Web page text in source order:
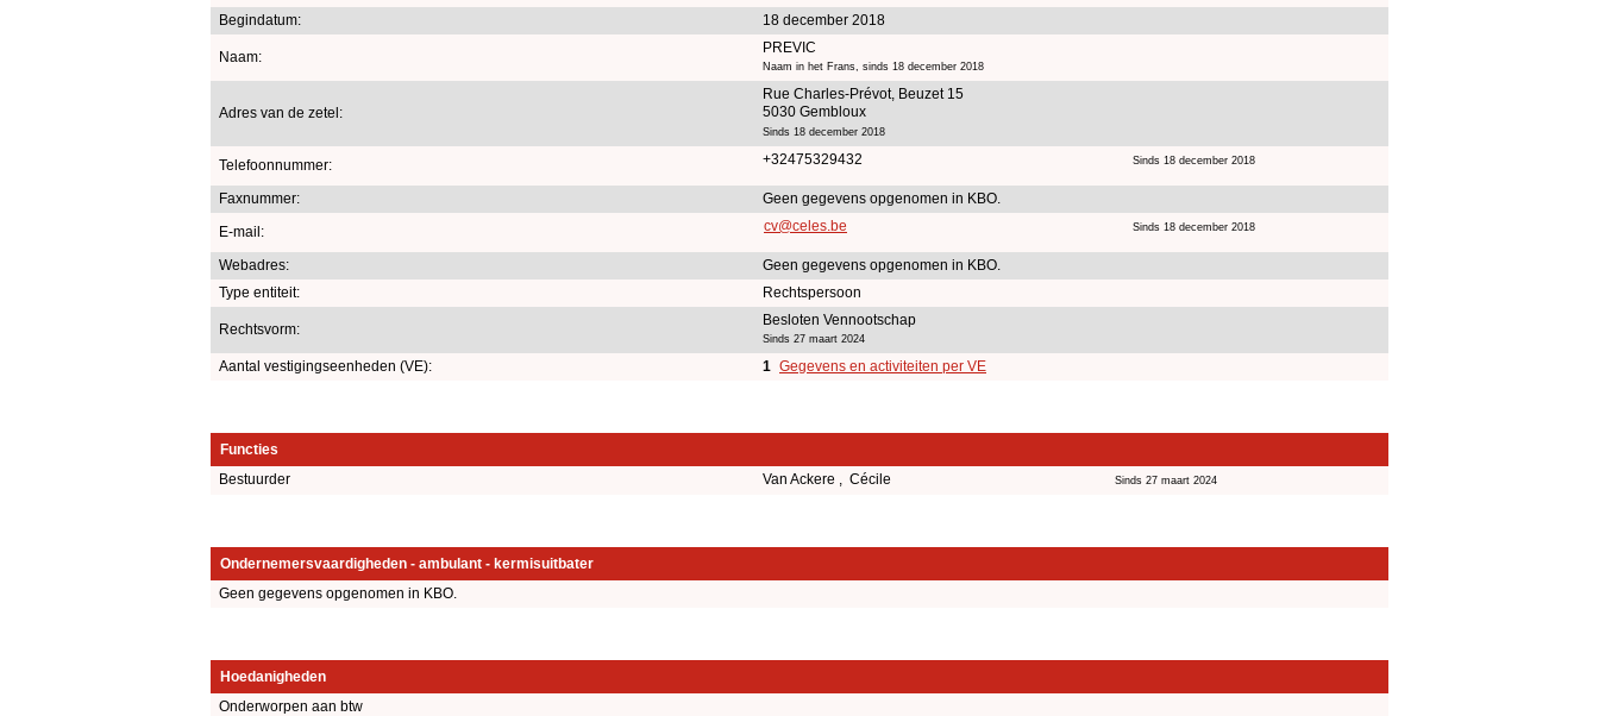
Begindatum: 18 december 2018
Naam:
PREVIC
Naam in het Frans, sinds 18 december 2018
Adres van de zetel:
Rue Charles-Prévot, Beuzet 15
5030 Gembloux
Sinds 18 december 2018
Telefoonnummer: +32475329432 Sinds 18 december 2018
Faxnummer:
Geen gegevens opgenomen in KBO.
E-mail:
cv@celes.be Sinds 18 december 2018
Webadres:
Geen gegevens opgenomen in KBO.
Type entiteit:
Rechtspersoon
Rechtsvorm:
Besloten Vennootschap
Sinds 27 maart 2024
Aantal vestigingseenheden (VE): 1 Gegevens en activiteiten per VE
Functies
Bestuurder
Van Ackere , Cécile Sinds 27 maart 2024
Ondernemersvaardigheden - ambulant - kermisuitbater
Geen gegevens opgenomen in KBO.
Hoedanigheden
Onderworpen aan btw